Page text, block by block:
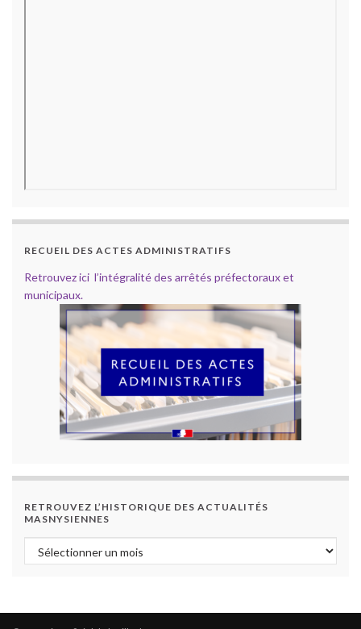
RECUEIL DES ACTES ADMINISTRATIFS
Retrouvez ici l’intégralité des arrêtés préfectoraux et
municipaux.
RETROUVEZ L’HISTORIQUE DES ACTUALITÉS
MASNYSIENNES
Retrouvez l’historique des actualités masnysiennes